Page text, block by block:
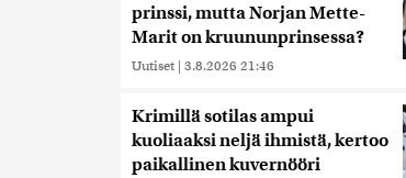
prinssi, mutta Norjan Mette-
Marit on kruununprinsessa?
Uutiset | 3.8.2026 21:46
Krimillä sotilas ampui
kuoliaaksi neljä ihmistä, kertoo
paikallinen kuvernööri